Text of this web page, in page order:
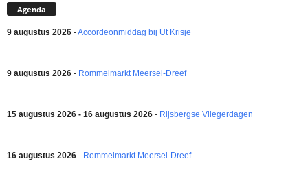
Agenda
9 augustus 2026 -Accordeonmiddag bij Ut Krisje
9 augustus 2026 - Rommelmarkt Meersel-Dreef
15 augustus 2026 - 16 augustus 2026 - Rijsbergse Vliegerdagen
16 augustus 2026 - Rommelmarkt Meersel-Dreef